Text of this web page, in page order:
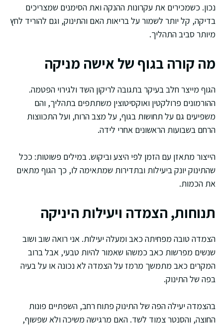
נכון. כשמכירים את עקרונות ההנקה ואת הסימנים שמצריכים
בדיקה, קל יותר לשמור על בריאות האם והתינוק, וגם להוריד לחץ
מיותר סביב התהליך.
מה קורה בגוף של אישה מניקה
הגוף מייצר חלב בעיקר בתגובה לריקון השד ולגירוי הפטמה.
ההורמונים פרולקטין ואוקסיטוצין משתתפים בתהליך, והם
משפיעים גם על תחושות בגוף, על מצב הרוח, ועל התכווצות
הרחם בשבועות הראשונים אחרי לידה.
הייצור מתאזן עם הזמן לפי היצע וביקוש. במילים פשוטות: ככל
שהתינוק יונק ביעילות ובתדירות שמתאימה לו, כך הגוף מתאים
את הכמות.
תנוחות, הצמדה ויעילות היניקה
הצמדה טובה מפחיתה כאב ומעלה יעילות. אני רואה שוב ושוב
שנשים מפרשות כאב כמשהו שאמור להיות טבעי, אבל ברוב
המקרים כאב מתמשך מרמז על הצמדה לא נכונה או על בעיה
בפה של התינוק.
בהצמדה יעילה הפה של התינוק פתוח רחב, השפתיים פונות
החוצה, והסנטר צמוד לשד. האם מרגישה משיכה ולא שפשוף,